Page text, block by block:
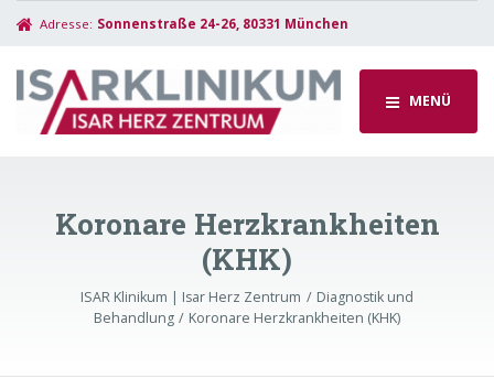
Adresse: Sonnenstraße 24-26, 80331 München
MENÜ
Koronare Herzkrankheiten
(KHK)
ISAR Klinikum | Isar Herz Zentrum
Diagnostik und
Behandlung
Koronare Herzkrankheiten (KHK)